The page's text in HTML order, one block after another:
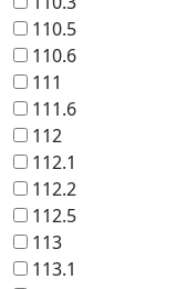
110.5
110.6
111
111.6
112
112.1
112.2
112.5
113
113.1